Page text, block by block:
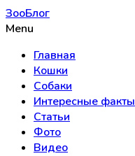
ЗооБлог
Menu
Главная
Кошки
Собаки
Интересные факты
Статьи
Фото
Видео